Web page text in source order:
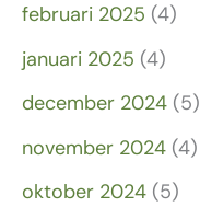
februari 2025 (4)
januari 2025 (4)
december 2024 (5)
november 2024 (4)
oktober 2024 (5)